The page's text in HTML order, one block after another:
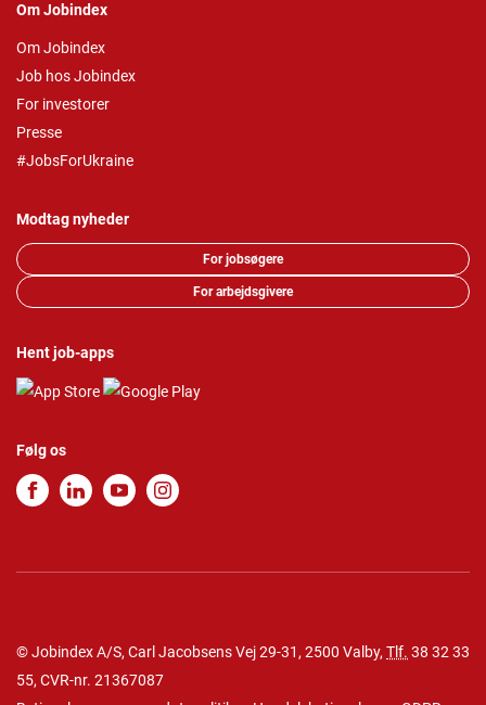
Om Jobindex
Om Jobindex
Job hos Jobindex
For investorer
Presse
#JobsForUkraine
Modtag nyheder
For jobsøgere
For arbejdsgivere
Hent job-apps
Følg os
© Jobindex A/S, Carl Jacobsens Vej 29-31, 2500 Valby, Tlf. 38 32 33
55, CVR-nr. 21367087